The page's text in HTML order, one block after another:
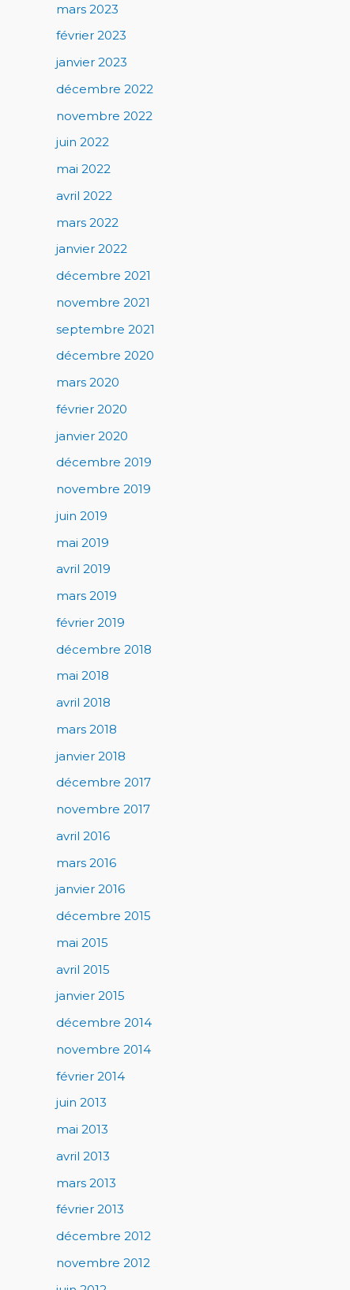
mars 2023
février 2023
janvier 2023
décembre 2022
novembre 2022
juin 2022
mai 2022
avril 2022
mars 2022
janvier 2022
décembre 2021
novembre 2021
septembre 2021
décembre 2020
mars 2020
février 2020
janvier 2020
décembre 2019
novembre 2019
juin 2019
mai 2019
avril 2019
mars 2019
février 2019
décembre 2018
mai 2018
avril 2018
mars 2018
janvier 2018
décembre 2017
novembre 2017
avril 2016
mars 2016
janvier 2016
décembre 2015
mai 2015
avril 2015
janvier 2015
décembre 2014
novembre 2014
février 2014
juin 2013
mai 2013
avril 2013
mars 2013
février 2013
décembre 2012
novembre 2012